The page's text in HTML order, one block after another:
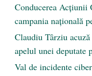
Conducerea Acțiunii
campania națională
Claudiu Târziu
apelul unei deputate
Val de incidente